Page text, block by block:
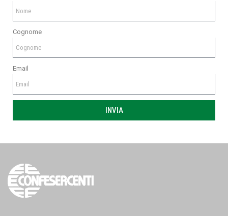
Cognome
Email
INVIA